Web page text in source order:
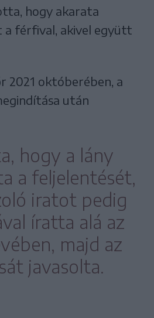
hogy akarata
a férfival, akivel együtt
2021 októberében, a
után
hogy a lány
a feljelentését,
iratot pedig
íratta alá az
majd az
javasolta.